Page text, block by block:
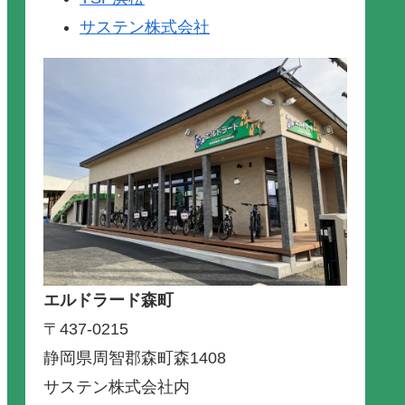
サステン株式会社
エルドラード森町
〒437-0215
静岡県周智郡森町森1408
サステン株式会社内